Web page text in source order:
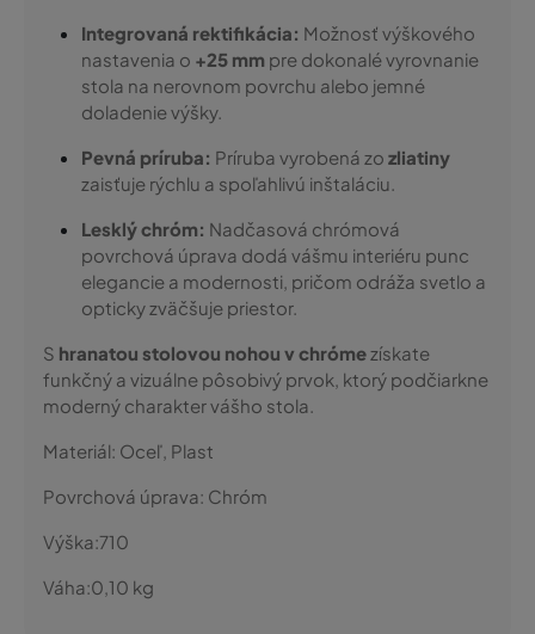
Integrovaná rektifikácia: Možnosť výškového
nastavenia o +25 mm pre dokonalé vyrovnanie
stola na nerovnom povrchu alebo jemné
doladenie výšky.
Pevná príruba: Príruba vyrobená zo zliatiny
zaisťuje rýchlu a spoľahlivú inštaláciu.
Lesklý chróm: Nadčasová chrómová
povrchová úprava dodá vášmu interiéru punc
elegancie a modernosti, pričom odráža svetlo a
opticky zväčšuje priestor.
S hranatou stolovou nohou v chrómezískate
funkčný a vizuálne pôsobivý prvok, ktorý podčiarkne
moderný charakter vášho stola.
Materiál: Oceľ, Plast
Povrchová úprava: Chróm
Výška:710
Váha:0,10 kg